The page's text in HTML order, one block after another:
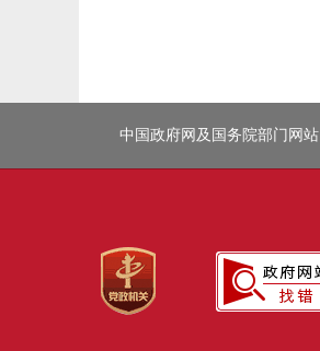
中国政府网及国务院部门网站